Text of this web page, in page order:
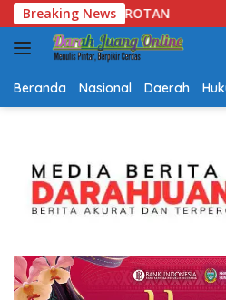
Langsung
ke
konten
Breaking News
Dan Keharmonisan Antar Umat
Beranda Nasional Daerah